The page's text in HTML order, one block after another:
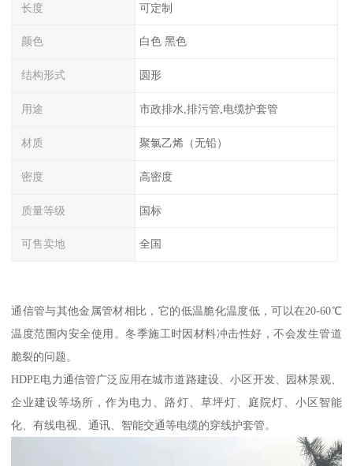
长度 可定制
颜色 白色 黑色
结构形式 圆形
用途 市政排水,排污管,电缆护套管
材质 聚氯乙烯（无铅）
密度 高密度
质量等级 国标
可售卖地 全国
通信管与其他金属管材相比，它的低温脆化温度低，可以在20-60℃
温度范围内安全使用。冬季施工时因材料冲击性好，不会发生管道
脆裂的问题。
HDPE电力通信管广泛应用在城市道路建设、小区开发、园林景观、
企业建设等场所，作为电力、路灯、草坪灯、庭院灯、小区智能
化、有线电视、通讯、智能交通等电缆的穿线护套管。